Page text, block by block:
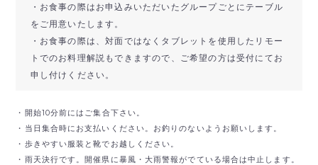
・お食事の際はお申込みいただいたグループごとにテーブル
をご用意いたします。
・お食事の際は、対面ではなくタブレットを使用したリモー
トでのお料理解説もできますので、ご希望の方は受付にてお
申し付けください。
・開始10分前にはご集合下さい。
・当日集合時にお支払いください。お釣りのないようお願いします。
・歩きやすい服装と靴でお越しください。
・雨天決行です。開催県に暴風・大雨警報がでている場合は中止します。